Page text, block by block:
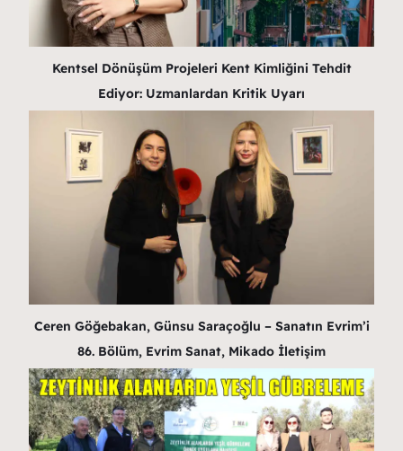
Kentsel Dönüşüm Projeleri Kent Kimliğini Tehdit
Ediyor: Uzmanlardan Kritik Uyarı
Ceren Göğebakan, Günsu Saraçoğlu – Sanatın Evrim’i
86. Bölüm, Evrim Sanat, Mikado İletişim